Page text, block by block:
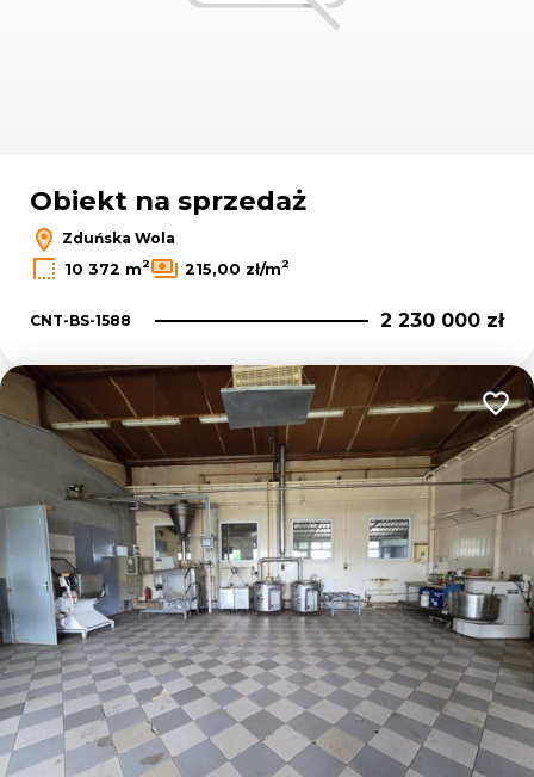
Obiekt na sprzedaż
Zduńska Wola
10 372 m2 215,00 zł/m2
CNT-BS-1588 2 230 000 zł